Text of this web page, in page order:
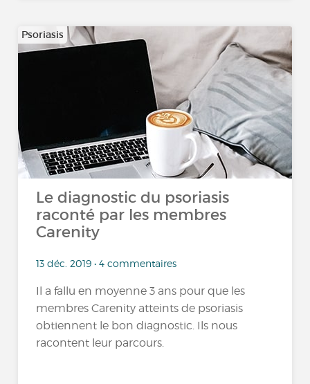
Psoriasis
Le diagnostic du psoriasis
raconté par les membres
Carenity
13 déc. 2019 • 4 commentaires
Il a fallu en moyenne 3 ans pour que les
membres Carenity atteints de psoriasis
obtiennent le bon diagnostic. Ils nous
racontent leur parcours.